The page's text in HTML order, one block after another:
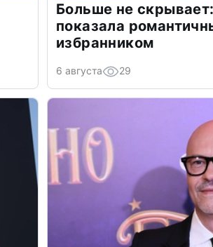
Больше не
показала
избранником
6 августа 29